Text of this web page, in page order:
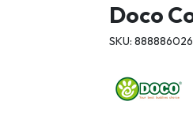
Doco
SKU: